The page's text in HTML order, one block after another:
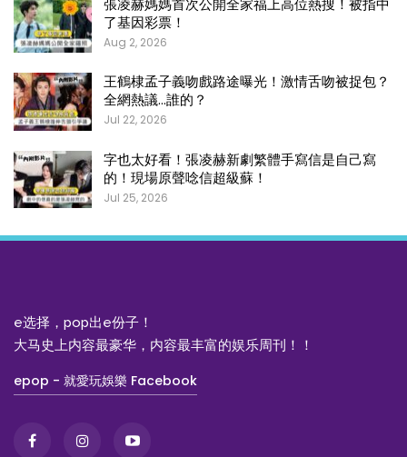
了基因彩票！
Aug 2, 2026
王鶴棣孟子義吻戲路途曝光！激情舌吻被捉包？
全網熱議…誰的？
Jul 22, 2026
字也太好看！張凌赫新劇繁體手寫信是自己寫
的！現場原聲唸信超級蘇！
Jul 25, 2026
e选择，pop出e份子！
大马史上内容最豪华，内容最丰富的娱乐周刊！！
epop - 就愛玩娛樂 Facebook